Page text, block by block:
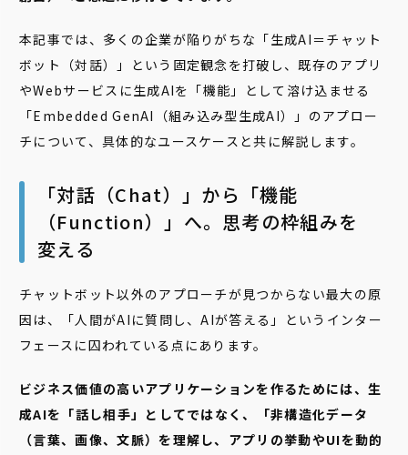
本記事では、多くの企業が陥りがちな「生成AI＝チャット
ボット（対話）」という固定観念を打破し、既存のアプリ
やWebサービスに生成AIを「機能」として溶け込ませる
「Embedded GenAI（組み込み型生成AI）」のアプロー
チについて、具体的なユースケースと共に解説します。
「対話（Chat）」から「機能
（Function）」へ。思考の枠組みを
変える
チャットボット以外のアプローチが見つからない最大の原
因は、「人間がAIに質問し、AIが答える」というインター
フェースに囚われている点にあります。
ビジネス価値の高いアプリケーションを作るためには、生
成AIを「話し相手」としてではなく、「非構造化データ
（言葉、画像、文脈）を理解し、アプリの挙動やUIを動的